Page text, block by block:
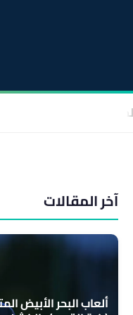
آخر المقالات